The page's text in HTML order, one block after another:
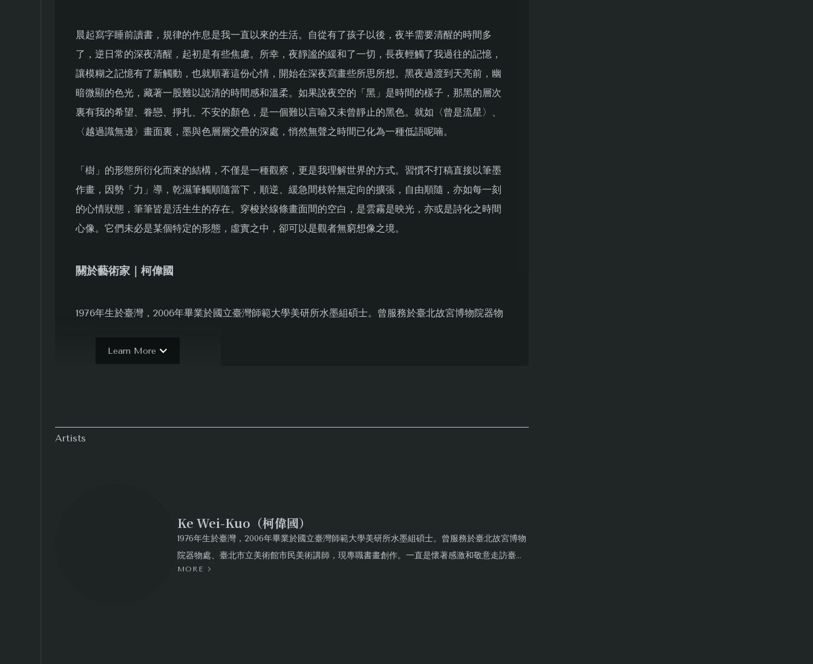
晨起寫字睡前讀書，規律的作息是我一直以來的生活。自從有了孩子以後，夜半需要清醒的時間多
了，逆日常的深夜清醒，起初是有些焦慮。所幸，夜靜謐的緩和了一切，長夜輕觸了我過往的記憶，
讓模糊之記憶有了新觸動，也就順著這份心情，開始在深夜寫畫些所思所想。黑夜過渡到天亮前，幽
暗微顯的色光，藏著一股難以說清的時間感和溫柔。如果說夜空的「黑」是時間的樣子，那黑的層次
裏有我的希望、眷戀、掙扎、不安的顏色，是一個難以言喻又未曾靜止的黑色。就如〈曾是流星〉、
〈越過識無邊〉畫面裏，墨與色層層交疊的深處，悄然無聲之時間已化為一種低語呢喃。
「樹」的形態所衍化而來的結構，不僅是一種觀察，更是我理解世界的方式。習慣不打稿直接以筆墨
作畫，因勢「力」導，乾濕筆觸順隨當下，順逆、緩急間枝幹無定向的擴張，自由順隨，亦如每一刻
的心情狀態，筆筆皆是活生生的存在。穿梭於線條畫面間的空白，是雲霧是映光，亦或是詩化之時間
心像。它們未必是某個特定的形態，虛實之中，卻可以是觀者無窮想像之境。
關於藝術家｜柯偉國
1976年生於臺灣，2006年畢業於國立臺灣師範大學美研所水墨組碩士。曾服務於臺北故宮博物院器物
佩老樹富有野性且頑強的形質，視之為最美的生命樣態，並奉此野性與自由為創作之精神所在。
一種異體共生的類植物形態，來指涉隱藏於表象下生存的衝突與矛盾。源自上山觀雨看樹之經驗，於
述說那幽暗底下難以說清的時間感和溫柔。
作品多次發表於臺北市立美術館、國立台灣美術館、高雄市立美術館、洪根深美術館，曾赴香港、新
Learn More
Artists
Ke Wei-Kuo（柯偉國）
1976年生於臺灣，2006年畢業於國立臺灣師範大學美研所水墨組碩士。曾服務於臺北故宮博物
院器物處、臺北市立美術館市民美術講師，現專職書畫創作。一直是懷著感激和敬意走訪臺灣
各地老樹，欽佩老樹富有野性且頑強的形質，並奉此野性與自由為創作之精神所在。早期的
MORE